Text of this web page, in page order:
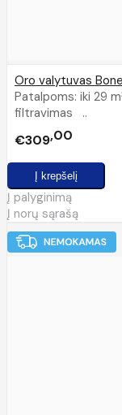
Oro valytuvas
Patalpoms: iki 29
filtravimas ..
€309 00
Į palyginimą
Į norų sąrašą